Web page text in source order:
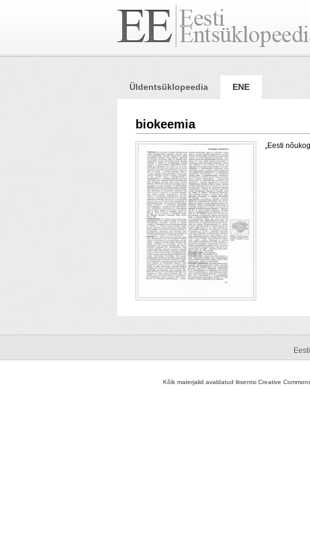
Üldentsüklopeedia ENE
biokeemia
„Eesti
Kõik materjalid avaldatud litsentsi Creative